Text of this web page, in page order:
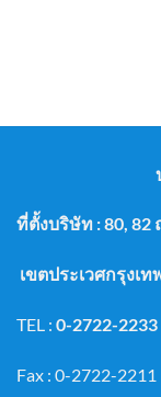
ที่ตั้งบริษัท : 80,
เขตประเวศกรุงเท
TEL : 0-2722-2233
Fax : 0-2722-2211